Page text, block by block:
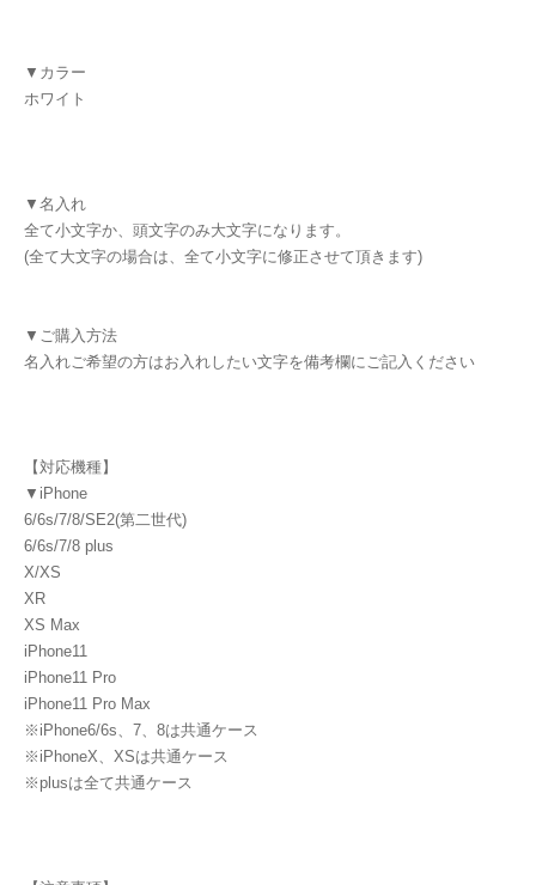
▼カラー
ホワイト
▼名入れ
全て小文字か、頭文字のみ大文字になります。
(全て大文字の場合は、全て小文字に修正させて頂きます)
▼ご購入方法
名入れご希望の方はお入れしたい文字を備考欄にご記入ください
【対応機種】
▼iPhone
6/6s/7/8/SE2(第二世代)
6/6s/7/8 plus
X/XS
XR
XS Max
iPhone11
iPhone11 Pro
iPhone11 Pro Max
※iPhone6/6s、7、8は共通ケース
※iPhoneX、XSは共通ケース
※plusは全て共通ケース